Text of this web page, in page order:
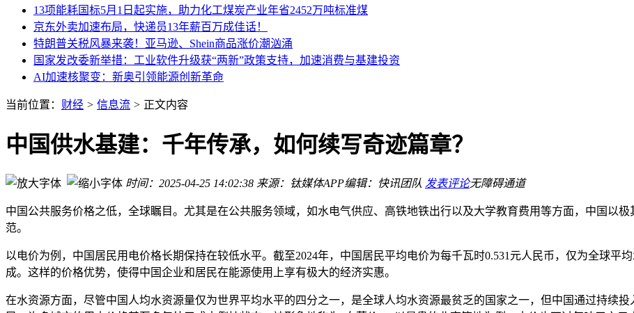
13项能耗国标5月1日起实施，助力化工煤炭产业年省2452万吨标准煤
京东外卖加速布局，快递员13年薪百万成佳话！
特朗普关税风暴来袭！亚马逊、Shein商品涨价潮汹涌
国家发改委新举措：工业软件升级获“两新”政策支持，加速消费与基建投资
AI加速核聚变：新奥引领能源创新革命
当前位置： 财经 > 信息流 > 正文内容
中国供水基建：千年传承，如何续写奇迹篇章？
时间：2025-04-25 14:02:38 来源：钛媒体APP编辑：快讯团队 发表评论无障碍通道
中国公共服务价格之低，全球瞩目。尤其是在公共服务领域，如水电气供应、高铁地铁出行以及大学教育费用等方面，中国以
范。
以电价为例，中国居民用电价格长期保持在较低水平。截至2024年，中国居民平均电价为每千瓦时0.531元人民币，仅为全球平
成。这样的价格优势，使得中国企业和居民在能源使用上享有极大的经济实惠。
在水资源方面，尽管中国人均水资源量仅为世界平均水平的四分之一，是全球人均水资源最贫乏的国家之一，但中国通过持续